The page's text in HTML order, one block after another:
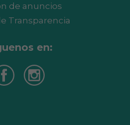
de anuncios
Transparencia
en: